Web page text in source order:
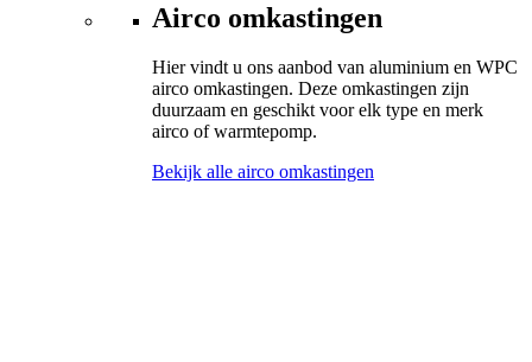
Airco omkastingen
Hier vindt u ons aanbod van aluminium en WPC
airco omkastingen. Deze omkastingen zijn
duurzaam en geschikt voor elk type en merk
airco of warmtepomp.
Bekijk alle airco omkastingen